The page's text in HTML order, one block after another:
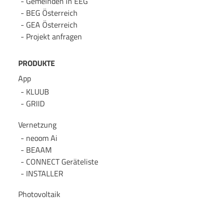
BEG Österreich
GEA Österreich
Projekt anfragen
PRODUKTE
App
KLUUB
GRIID
Vernetzung
neoom Ai
BEAAM
CONNECT Geräteliste
INSTALLER
Photovoltaik